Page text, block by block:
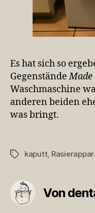
Es hat sich so
GegenständeMade
Waschmaschine
anderen beiden
was bringt.
Schlagwörter
kaputt,
Von